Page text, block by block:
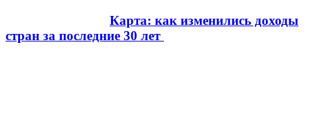
Карта: как изменились доходы
стран за последние 30 лет